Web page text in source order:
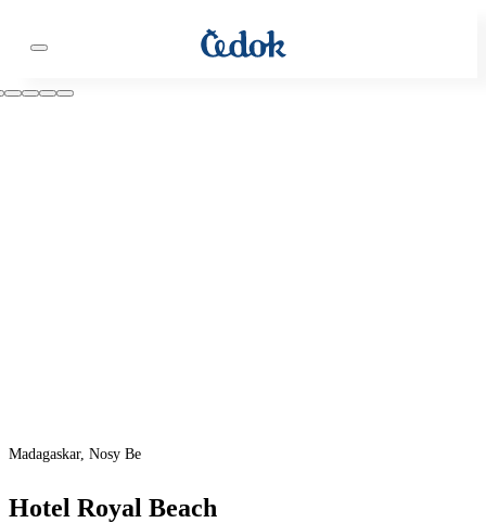
Madagaskar, Nosy Be
Hotel Royal Beach